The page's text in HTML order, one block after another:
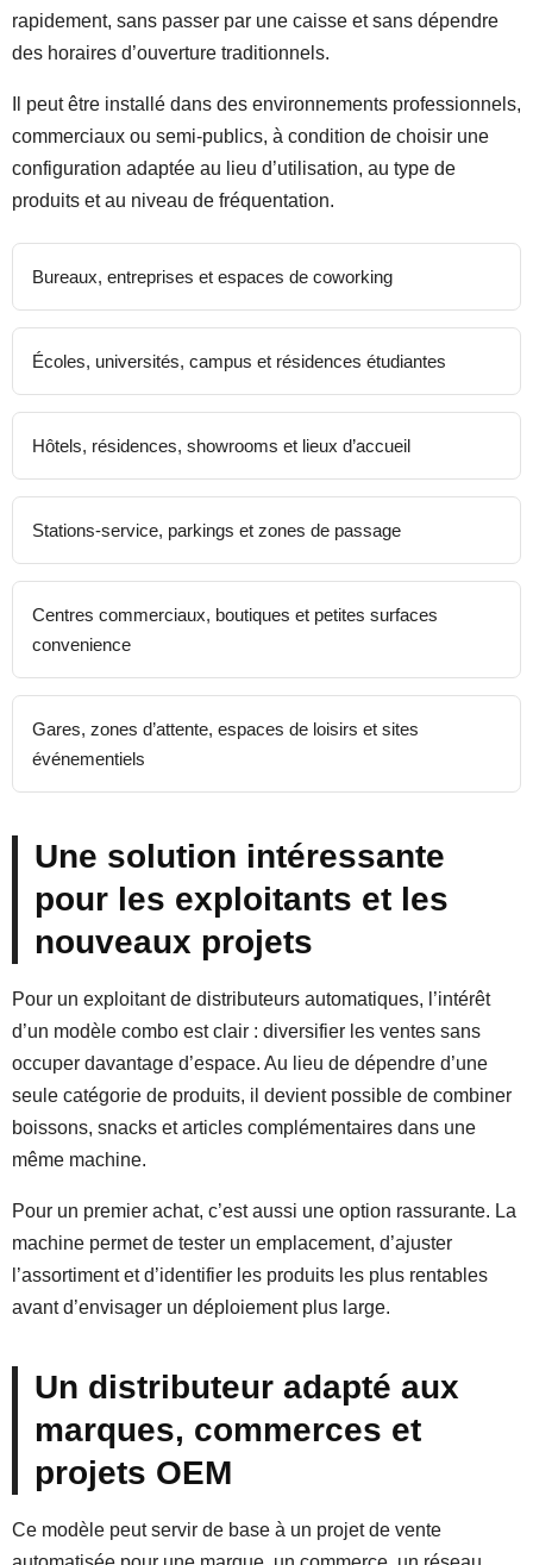
rapidement, sans passer par une caisse et sans dépendre
des horaires d’ouverture traditionnels.
Il peut être installé dans des environnements professionnels,
commerciaux ou semi-publics, à condition de choisir une
configuration adaptée au lieu d’utilisation, au type de
produits et au niveau de fréquentation.
Bureaux, entreprises et espaces de coworking
Écoles, universités, campus et résidences étudiantes
Hôtels, résidences, showrooms et lieux d’accueil
Stations-service, parkings et zones de passage
Centres commerciaux, boutiques et petites surfaces
convenience
Gares, zones d’attente, espaces de loisirs et sites
événementiels
Une solution intéressante
pour les exploitants et les
nouveaux projets
Pour un exploitant de distributeurs automatiques, l’intérêt
d’un modèle combo est clair : diversifier les ventes sans
occuper davantage d’espace. Au lieu de dépendre d’une
seule catégorie de produits, il devient possible de combiner
boissons, snacks et articles complémentaires dans une
même machine.
Pour un premier achat, c’est aussi une option rassurante. La
machine permet de tester un emplacement, d’ajuster
l’assortiment et d’identifier les produits les plus rentables
avant d’envisager un déploiement plus large.
Un distributeur adapté aux
marques, commerces et
projets OEM
Ce modèle peut servir de base à un projet de vente